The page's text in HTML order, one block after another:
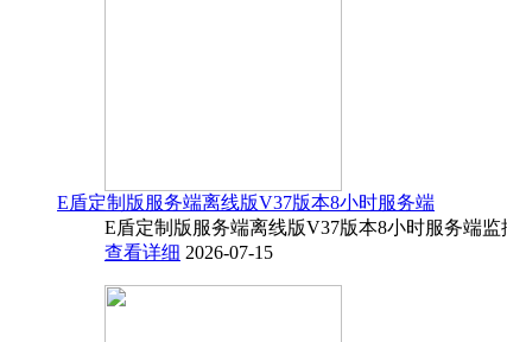
E盾定制版服务端离线版V37版本8小时服务端
E盾定制版服务端离线版V37版本8小时服务端
查看详细 2026-07-15